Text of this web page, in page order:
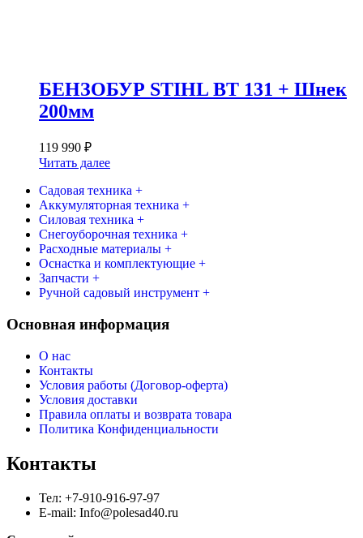
БЕНЗОБУР STIHL BT 131 + Шнек
200мм
119 990 ₽
Читать далее
Садовая техника +
Аккумуляторная техника +
Силовая техника +
Снегоуборочная техника +
Расходные материалы +
Оснастка и комплектующие +
Запчасти +
Ручной садовый инструмент +
Основная информация
О нас
Контакты
Условия работы (Договор-оферта)
Условия доставки
Правила оплаты и возврата товара
Политика Конфиденциальности
Контакты
Тел: +7-910-916-97-97
E-mail: Info@polesad40.ru